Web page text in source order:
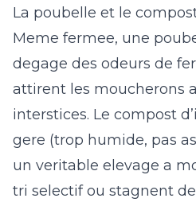
La poubelle et le
Meme fermee, une
degage des odeurs de
attirent les moucherons
interstices. Le compost
gere (trop humide, pas
un veritable elevage a
tri selectif ou stagnent